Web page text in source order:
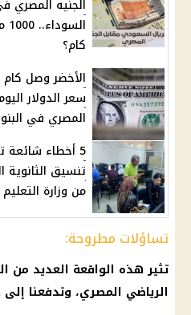
الجنيه المصري
كام؟
الأخضر وصل كام
المصري في
5 أخطاء
من وزارة
تساؤلات مطروحة:
تثير هذه الواقعة العديد من
الرياضي المصري، وتدفعنا إلى